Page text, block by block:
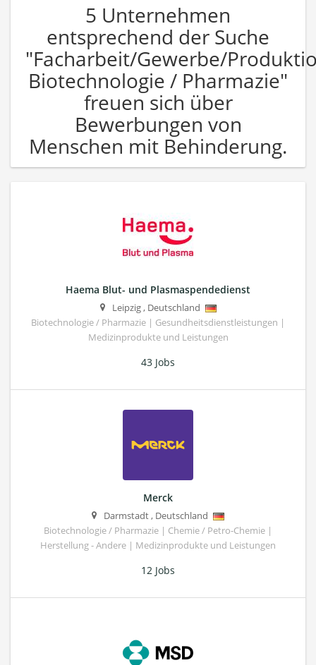
5 Unternehmen
entsprechend der Suche
"Facharbeit/Gewerbe/
Biotechnologie / Pharmazie"
freuen sich über
Bewerbungen von
Menschen mit Behinderung.
Haema Blut- und Plasmaspendedienst
Leipzig, Deutschland
Biotechnologie / Pharmazie | Gesundheitsdienstleistungen |
Medizinprodukte und Leistungen
43 Jobs
Merck
Darmstadt, Deutschland
Biotechnologie / Pharmazie | Chemie / Petro-Chemie |
Herstellung - Andere | Medizinprodukte und Leistungen
12 Jobs